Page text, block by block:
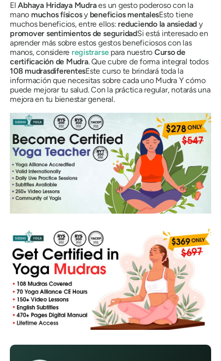
ElAbhaya Hridaya Mudraes un gesto poderoso con la
mano muchos físicosy beneficios mentalesEsto tiene
muchos beneficios, entre ellos: reduciendo la ansiedad y
promover sentimientos de seguridadSi está interesado en
aprender más sobre estos gestos beneficiosos con las
manos, considere registrarsepara nuestro Curso de
certificación de Mudra. Que cubre de forma integral todos
108 mudrasdiferentesEste curso te brindará toda la
información que necesitas sobre cada uno MudraY cómo
puede mejorar tu salud. Con la práctica regular, notarás una
mejora en tu bienestar general.